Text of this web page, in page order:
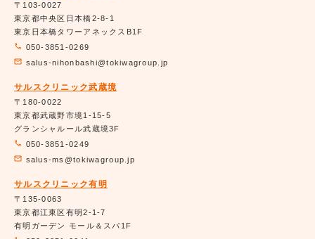
〒103-0027
東京都中央区日本橋2-8-1
東京日本橋タワーアネックスB1F
050-3851-0269
salus-nihonbashi@tokiwagroup.jp
サルスクリニック武蔵境
〒180-0022
東京都武蔵野市境1-15-5
グランシャルール武蔵境3F
050-3851-0249
salus-ms@tokiwagroup.jp
サルスクリニック有明
〒135-0063
東京都江東区有明2-1-7
有明ガーデン モール＆スパ1F